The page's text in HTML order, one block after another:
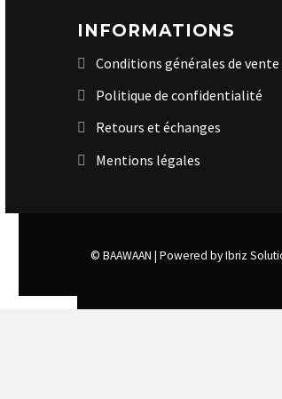
INFORMATIONS
Conditions générales de vente
Politique de confidentialité
Retours et échanges
Mentions légales
© BAAWAAN | Powered by Ibriz